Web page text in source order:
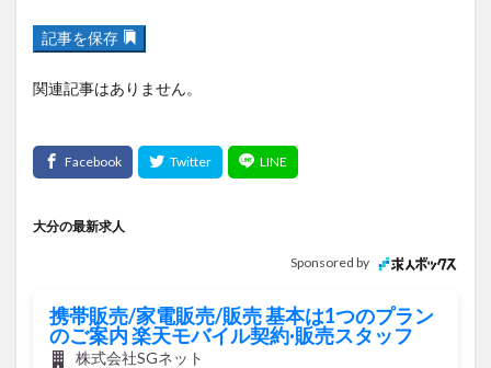
記事を保存
関連記事はありません。
大分の最新求人
Sponsored by
携帯販売/家電販売/販売 基本は1つのプラン
のご案内 楽天モバイル契約·販売スタッフ
株式会社SGネット